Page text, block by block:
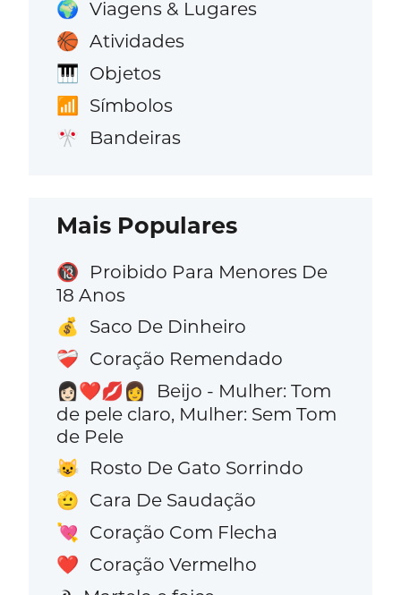
🌍 Viagens & Lugares
🏀 Atividades
🎹 Objetos
📶 Símbolos
🎌 Bandeiras
Mais Populares
🔞
Proibido Para Menores De
18 Anos
💰 Saco De Dinheiro
❤️‍🩹 Coração Remendado
👩🏻‍❤️‍💋‍👩
Beijo - Mulher: Tom
de pele claro, Mulher: Sem Tom
de Pele
😺 Rosto De Gato Sorrindo
🫡 Cara De Saudação
💘 Coração Com Flecha
❤️ Coração Vermelho